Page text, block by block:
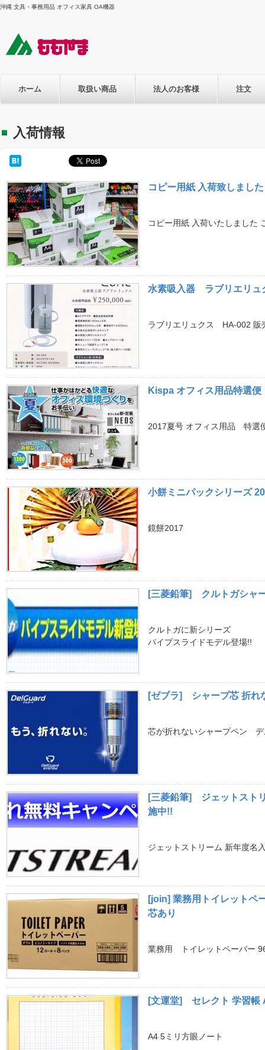
沖縄 文具・事務用品 オフィス家具 OA機器
ホーム 取扱い商品 法人のお客様 注文
入荷情報
コピー用紙 入荷致しまし
コピー用紙 入荷いたしました
水素吸入器 ラブリエリ
ラブリエリュクス HA-002 販
Kispa オフィス用品特選
2017夏号 オフィス用品 特
小餅ミニパックシリーズ
鏡餅2017
[三菱鉛筆] クルトガシャ
クルトガに新シリーズ
パイプスライドモデル登場!!
[ゼブラ] シャープ芯 折れ
芯が折れないシャープペン デ
[三菱鉛筆] ジェットスト
施中!!
ジェットストリーム 新年度名
[join] 業務用トイレットペ
芯あり
業務用 トイレットペーパー
[文運堂] セレクト 学習帳
A4 5ミリ方眼ノート